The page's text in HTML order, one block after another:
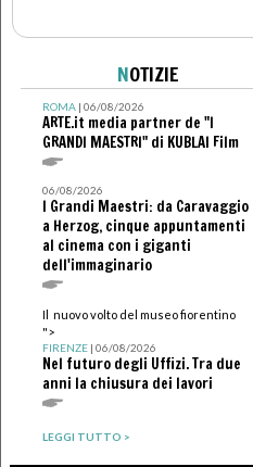
NOTIZIE
ROMA| 06/08/2026
ARTE.it media partner de "I
GRANDI MAESTRI" di KUBLAI Film
06/08/2026
I Grandi Maestri: da Caravaggio
a Herzog, cinque appuntamenti
al cinema con i giganti
dell'immaginario
Il nuovo volto del museo fiorentino
">
FIRENZE| 06/08/2026
Nel futuro degli Uffizi. Tra due
anni la chiusura dei lavori
LEGGI TUTTO >